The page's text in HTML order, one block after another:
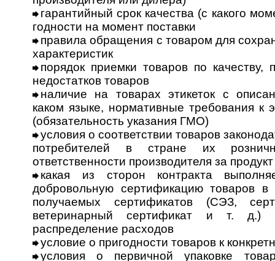
гарантийный срок качества (с какого
годности на момент поставки
правила обращения с товаром для
характеристик
порядок приемки товаров по качеству,
недостатков товаров
наличие на товарах этикеток с
каком языке, нормативные требования к
(обязательность указания ГМО)
условия о соответствии товаров
потребителей в стране их
ответственности производителя за продукт
какая из сторон контракта
добровольную сертификацию товаров
получаемых сертификатов (СЭЗ,
ветеринарный сертификат и т. д.)
распределение расходов
условие о пригодности товаров к
условия о первичной упаковке